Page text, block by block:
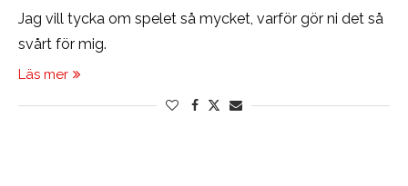
Jag vill tycka om spelet så mycket, varför gör ni det så
svårt för mig.
Läs mer